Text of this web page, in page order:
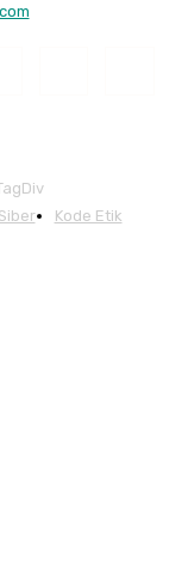
Kode Etik